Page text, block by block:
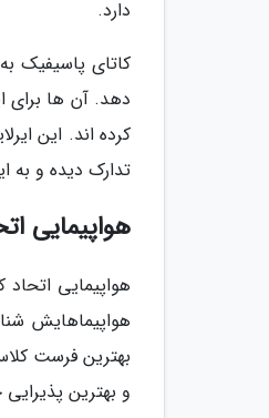
دارد.
کرده اند. این
تدارک دیده و به
هواپیمایی
هواپیمایی
بهترین فرست
و بهترین